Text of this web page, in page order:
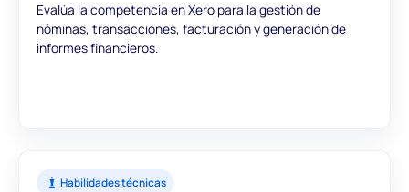
Evalúa la competencia en Xero para la gestión de
nóminas, transacciones, facturación y generación de
informes financieros.
Habilidades técnicas